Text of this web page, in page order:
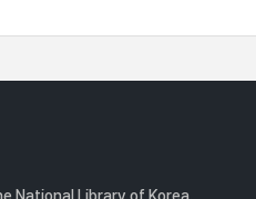
National Library of Korea.